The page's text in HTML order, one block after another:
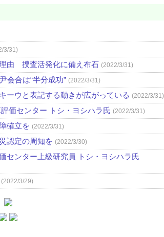
3/31)
理由 捜査活発化に備え布石 (2022/3/31)
会合は“半分成功” (2022/3/31)
ーウと表記する動きが広がっている (2022/3/31)
価センター トシ・ヨシハラ氏 (2022/3/31)
確立を (2022/3/31)
認定の周知を (2022/3/30)
センター上級研究員 トシ・ヨシハラ氏
(2022/3/29)